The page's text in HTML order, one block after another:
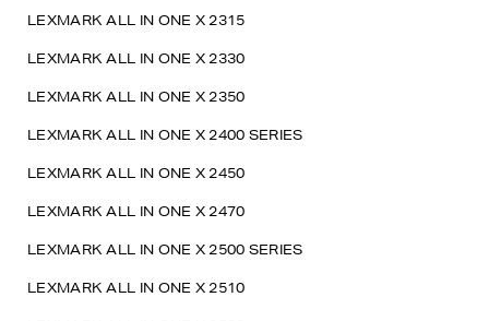
LEXMARK ALL IN ONE X 2315
LEXMARK ALL IN ONE X 2330
LEXMARK ALL IN ONE X 2350
LEXMARK ALL IN ONE X 2400 SERIES
LEXMARK ALL IN ONE X 2450
LEXMARK ALL IN ONE X 2470
LEXMARK ALL IN ONE X 2500 SERIES
LEXMARK ALL IN ONE X 2510